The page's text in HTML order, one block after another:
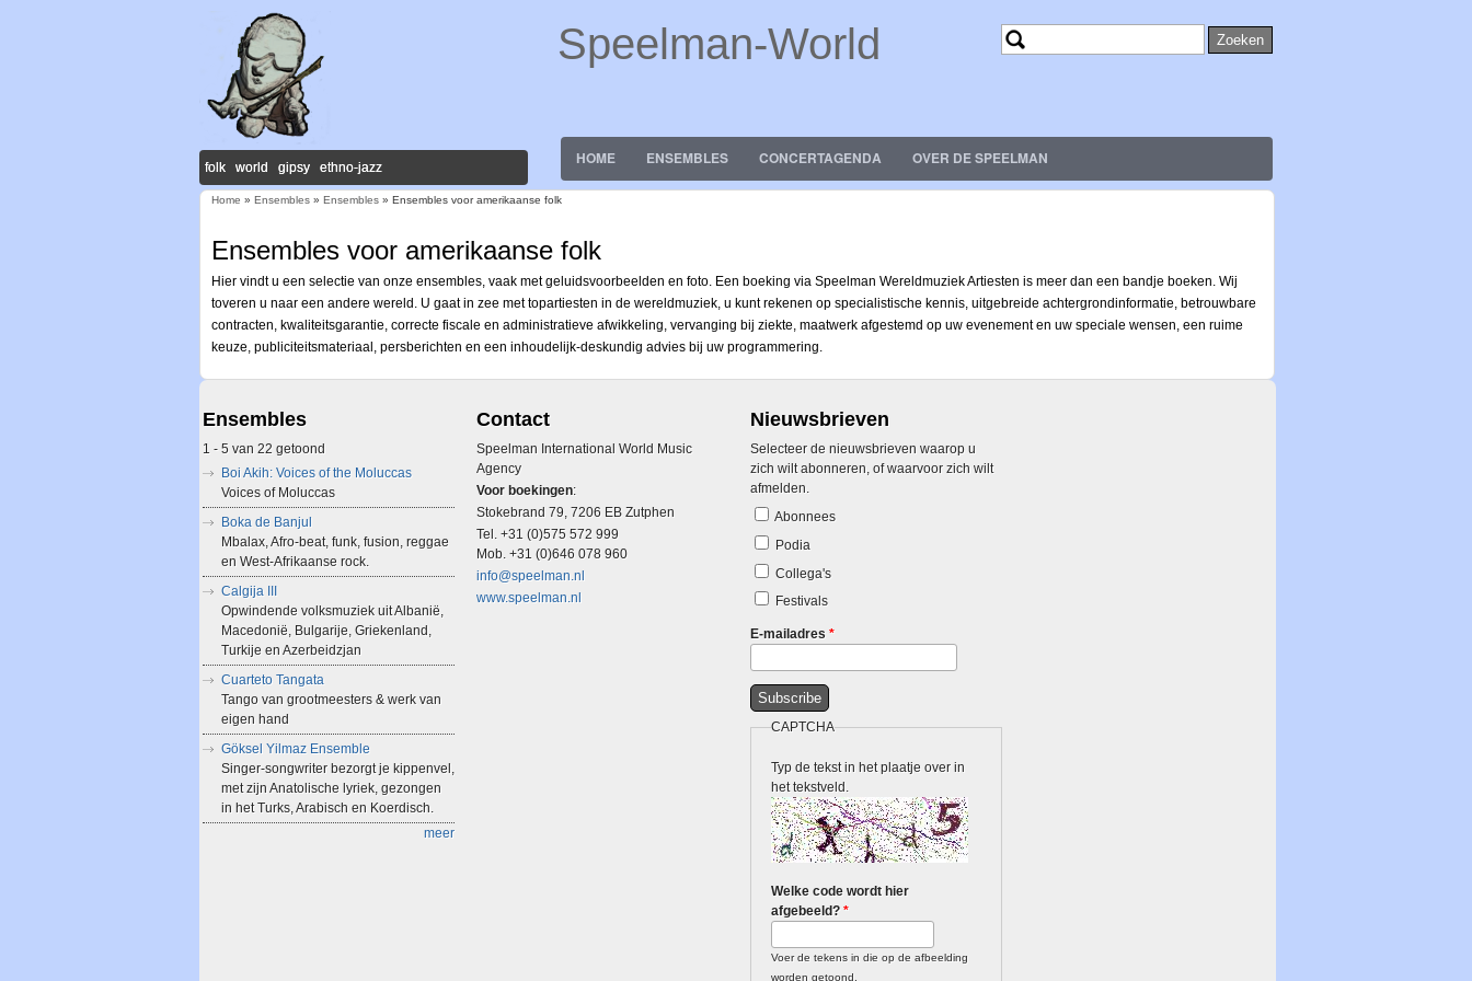
folk world gipsy ethno-jazz
Speelman-World Zoeken
HOME ENSEMBLES CONCERTAGENDA OVER DE SPEELMAN
Home » Ensembles » Ensembles » Ensembles voor amerikaanse folk
Ensembles voor amerikaanse folk
Hier vindt u een selectie van onze ensembles, vaak met geluidsvoorbeelden en foto. Een boeking via Speelman Wereldmuziek Artiesten is meer dan een bandje boeken. Wij
toveren u naar een andere wereld. U gaat in zee met topartiesten in de wereldmuziek, u kunt rekenen op specialistische kennis, uitgebreide achtergrondinformatie, betrouwbare
contracten, kwaliteitsgarantie, correcte fiscale en administratieve afwikkeling, vervanging bij ziekte, maatwerk afgestemd op uw evenement en uw speciale wensen, een ruime
keuze, publiciteitsmateriaal, persberichten en een inhoudelijk-deskundig advies bij uw programmering.
Ensembles
1 - 5 van 22 getoond
Boi Akih: Voices of the Moluccas
Voices of Moluccas
Boka de Banjul
Mbalax, Afro-beat, funk, fusion, reggae
en West-Afrikaanse rock.
Calgija III
Opwindende volksmuziek uit Albanië,
Macedonië, Bulgarije, Griekenland,
Turkije en Azerbeidzjan
Cuarteto Tangata
Tango van grootmeesters & werk van
eigen hand
Göksel Yilmaz Ensemble
Singer-songwriter bezorgt je kippenvel,
met zijn Anatolische lyriek, gezongen
in het Turks, Arabisch en Koerdisch.
meer
Contact
Speelman International World Music
Agency
Voor boekingen:
Stokebrand 79, 7206 EB Zutphen
Tel. +31 (0)575 572 999
Mob. +31 (0)646 078 960
info@speelman.nl
www.speelman.nl
Nieuwsbrieven
Selecteer de nieuwsbrieven waarop u
zich wilt abonneren, of waarvoor zich wilt
afmelden.
Abonnees
Podia
Collega's
Festivals
E-mailadres *
CAPTCHA
Typ de tekst in het plaatje over in
het tekstveld.
Welke code wordt hier
afgebeeld?*
Voer de tekens in die op de afbeelding
worden getoond.